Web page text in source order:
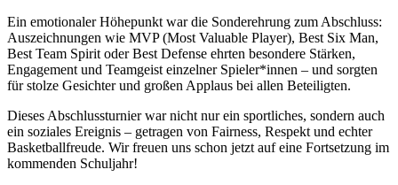
Ein emotionaler Höhepunkt war die Sonderehrung zum Abschluss:
Auszeichnungen wie MVP (Most Valuable Player), Best Six Man,
Best Team Spirit oder Best Defense ehrten besondere Stärken,
Engagement und Teamgeist einzelner Spieler*innen – und sorgten
für stolze Gesichter und großen Applaus bei allen Beteiligten.
Dieses Abschlussturnier war nicht nur ein sportliches, sondern auch
ein soziales Ereignis – getragen von Fairness, Respekt und echter
Basketballfreude. Wir freuen uns schon jetzt auf eine Fortsetzung im
kommenden Schuljahr!